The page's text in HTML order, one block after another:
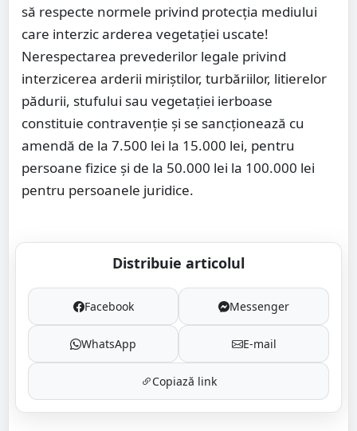
să respecte normele privind protecția mediului
care interzic arderea vegetației uscate!
Nerespectarea prevederilor legale privind
interzicerea arderii miriştilor, turbăriilor, litierelor
pădurii, stufului sau vegetaţiei ierboase
constituie contravenţie şi se sancţionează cu
amendă de la 7.500 lei la 15.000 lei, pentru
persoane fizice şi de la 50.000 lei la 100.000 lei
pentru persoanele juridice.
Distribuie articolul
Facebook Messenger
WhatsApp E-mail
Copiază link